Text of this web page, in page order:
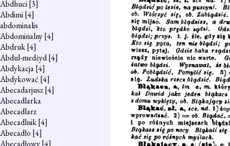
Abdhuci[3]
Abdimi[4]
abdominalis
Abdominalny[4]
Abdruk[4]
Abdul-medżyd[4]
Abdykacja[4]
Abdykować [4]
Abecadarjusz[4]
Abecadlarka
Abecadlarz
Abecadlnik[4]
Abecadło [4]
Abecadłowy[4]